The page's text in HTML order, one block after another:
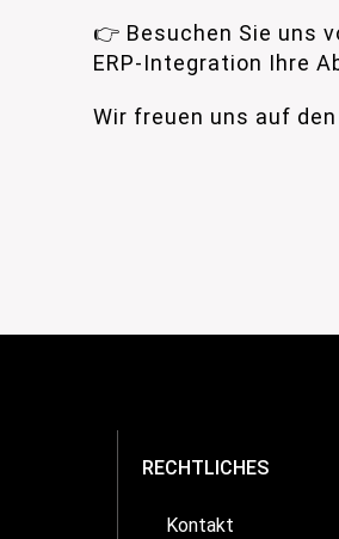
👉 Besuchen Sie uns
ERP-Integration Ihre
Wir freuen uns auf
RECHTLICHES
Kontakt